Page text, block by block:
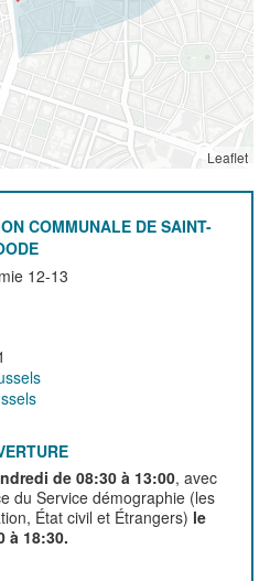
Leaflet
COMMUNALE DE SAINT-
12-13
de 08:30 à 13:00, avec
du Service démographie (les
État civil et Étrangers) le
à 18:30.